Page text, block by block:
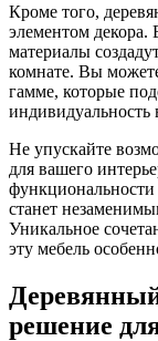
Кроме того,
элементом декора.
материалы
комнате. Вы
гамме, которые
индивидуальность
Не упускайте
для вашего
функциональности
станет
Уникальное
эту мебель
решение